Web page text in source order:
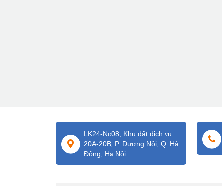
LK24-No08, Khu đất dịch vụ
20A-20B, P. Dương Nội, Q. Hà
Đông, Hà Nội